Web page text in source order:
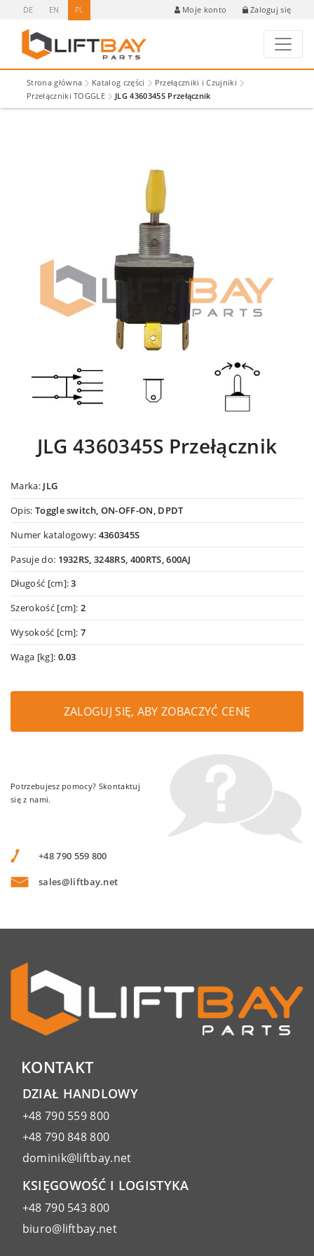
DE EN PL Moje konto Zaloguj się
Strona główna Katalog części
Przełączniki i Czujniki
Przełączniki TOGGLE
JLG 4360345S Przełącznik
JLG 4360345S Przełącznik
Marka: JLG
Opis: Toggle switch, ON-OFF-ON, DPDT
Numer katalogowy: 4360345S
Pasuje do: 1932RS, 3248RS, 400RTS, 600AJ
Długość [cm]:3
Szerokość [cm]:2
Wysokość [cm]: 7
Waga [kg]: 0.03
ZALOGUJ SIĘ, ABY ZOBACZYĆ CENĘ
Potrzebujesz pomocy? Skontaktuj
się z nami.
+48 790 559 800
sales@liftbay.net
KONTAKT
DZIAŁ HANDLOWY
+48 790 559 800
+48 790 848 800
dominik@liftbay.net
KSIĘGOWOŚĆ I LOGISTYKA
+48 790 543 800
biuro@liftbay.net